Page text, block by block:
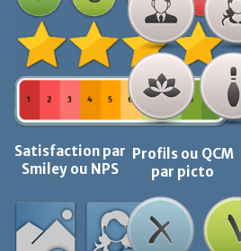
Satisfaction par
Smiley ou NPS
Profils ou QCM
par picto